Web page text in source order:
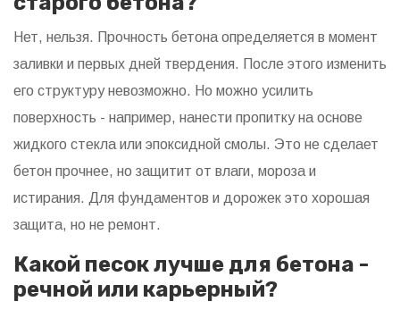
Нет, нельзя. Прочность бетона определяется в момент
заливки и первых дней твердения. После этого изменить
его структуру невозможно. Но можно усилить
поверхность - например, нанести пропитку на основе
жидкого стекла или эпоксидной смолы. Это не сделает
бетон прочнее, но защитит от влаги, мороза и
истирания. Для фундаментов и дорожек это хорошая
защита, но не ремонт.
Какой песок лучше для бетона -
речной или карьерный?